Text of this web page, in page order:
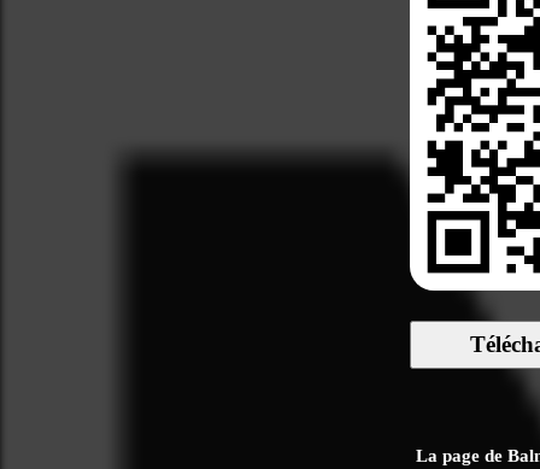
La page de